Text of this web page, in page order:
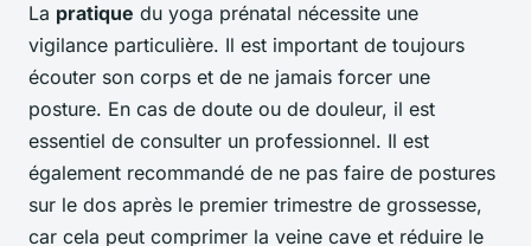
La pratique du yoga prénatal nécessite une
vigilance particulière. Il est important de toujours
écouter son corps et de ne jamais forcer une
posture. En cas de doute ou de douleur, il est
essentiel de consulter un professionnel. Il est
également recommandé de ne pas faire de postures
sur le dos après le premier trimestre de grossesse,
car cela peut comprimer la veine cave et réduire le